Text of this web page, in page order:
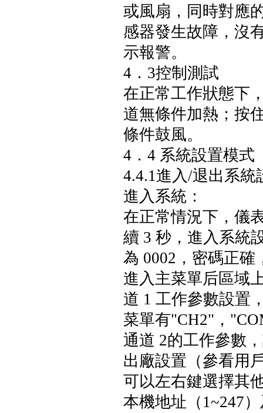
或風扇，同時對應
感器發生故障，沒
示報警。
4．3控制測試
在正常工作狀態下
道無條件加熱；按
條件鼓風。
4．4 系統設置模式
4.4.1進入/退出系統
進入系統：
在正常情況下，儀
續 3 秒，進入系統
為 0002，密碼正
進入主菜單后區域
道 1 工作參數設置
菜單有"CH2"，
通道 2的工作參數
出廠設置（參看用
可以左右鍵選擇其
本機地址（1~247